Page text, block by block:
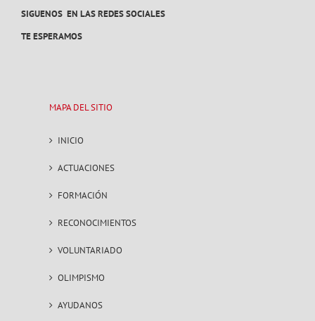
SIGUENOS EN LAS REDES SOCIALES
TE ESPERAMOS
MAPA DEL SITIO
INICIO
ACTUACIONES
FORMACIÓN
RECONOCIMIENTOS
VOLUNTARIADO
OLIMPISMO
AYUDANOS